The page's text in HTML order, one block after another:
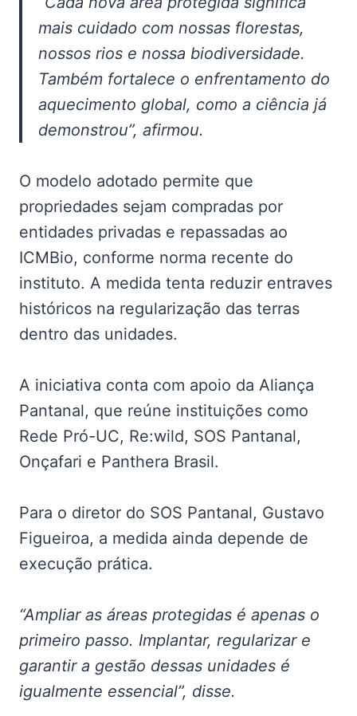
mais cuidado com nossas florestas,
nossos rios e nossa biodiversidade.
Também fortalece o enfrentamento do
aquecimento global, como a ciência já
demonstrou”, afirmou.
O modelo adotado permite que
propriedades sejam compradas por
entidades privadas e repassadas ao
ICMBio, conforme norma recente do
instituto. A medida tenta reduzir entraves
históricos na regularização das terras
dentro das unidades.
A iniciativa conta com apoio da Aliança
Pantanal, que reúne instituições como
Rede Pró-UC, Re:wild, SOS Pantanal,
Onçafari e Panthera Brasil.
Para o diretor do SOS Pantanal, Gustavo
Figueiroa, a medida ainda depende de
execução prática.
“Ampliar as áreas protegidas é apenas o
primeiro passo. Implantar, regularizar e
garantir a gestão dessas unidades é
igualmente essencial”, disse.